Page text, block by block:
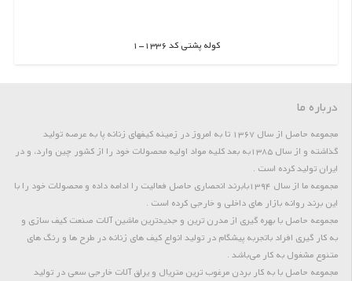
کوله پشتی کد 1336-1
اطلاعات بیشتر
درباره ما
مجموعه حاصل از سال 1367 تا به امروز در زمینه کیفهای زنانه پا به عرصه تولید
گذاشته و از سال 1385به بعد کلیه مواد اولیه محصولات خود را از کشور چین وارد، و در
ایران تولید کرده است .
مجموعه ما از سال 1394بابرند انحصاری حاصل فعالیت را ادامه داده و محصولات خود را با
این برند روانه بازار های داخلی و خارجی کرده است .
مجموعه حاصل با بهره گیری از مدرن ترین و جدیدترین ماشین آلات صنعت کیف سازی و
به کار گیری افراد باتجربه پیشگام در تولید انواع کیف های زنانه در طرح ها و رنگ های
متنوع مشغول به کار می‌باشد .
مجموعه حاصل با به کار بردن مرغوب ترین متریال و یراق آلات خارجی سعی در تولید